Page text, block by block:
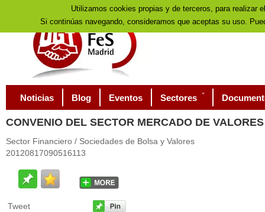
Noticias Blog Eventos Sectores
CONVENIO DEL SECTOR MERCADO DE
Sector Financiero / Sociedades de Bolsa y Valores
20120817090516113
Tweet
Utilizamos cookies propias y de terceros, para realizar
Si continúas navegando, consideramos que aceptas su uso.